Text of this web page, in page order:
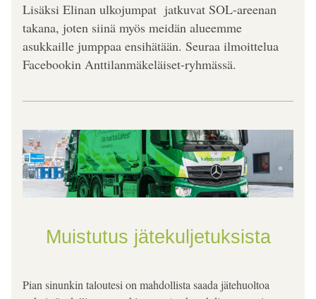
Lisäksi Elinan ulkojumpat  jatkuvat SOL-areenan
takana, joten siinä myös meidän alueemme
asukkaille jumppaa ensihätään. Seuraa ilmoittelua
Facebookin Anttilanmäkeläiset-ryhmässä.
Muistutus jätekuljetuksista
Pian sinunkin taloutesi on mahdollista saada jätehuoltoa